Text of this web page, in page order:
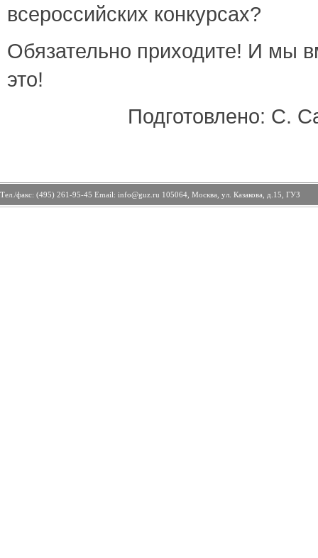
всероссийских конкурсах?
Обязательно приходите! И мы
это!
Подготовлено: С.
Тел./факс: (495) 261-95-45 Email: info@guz.ru 105064, Москва, ул. Казакова, д.15, ГУЗ